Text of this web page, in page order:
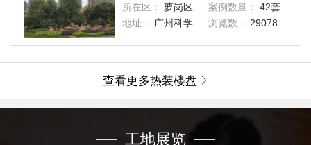
所在区： 萝岗区 案例数量：
42套
地址：
广州科学城西区 浏览数： 29078
查看更多热装楼盘 
工地展览